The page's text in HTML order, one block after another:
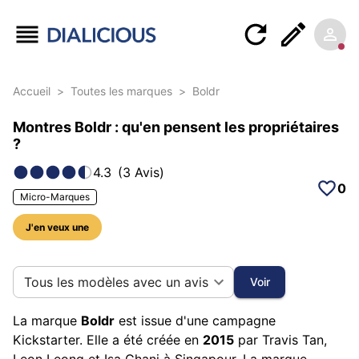
Accueil > Toutes les marques > Boldr
Montres Boldr : qu'en pensent les propriétaires
?
4.3 (3 Avis)
Micro-Marques
J'en veux une
0
15 photos sur cette marque
Tous les modèles avec un avis Voir
La marque Boldr est issue d'une campagne
Kickstarter. Elle a été créée en 2015 par Travis Tan,